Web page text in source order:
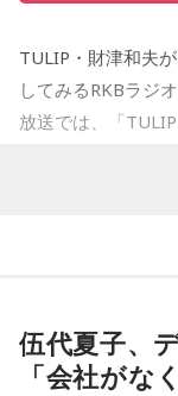
TULIP・財津和夫
してみるRKBラジ
放送では、「
た古今のトピック
伍代夏子、
「会社がな